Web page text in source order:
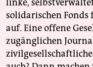
linke,
solidarischen Fonds
auf. Eine offene
zugänglichen